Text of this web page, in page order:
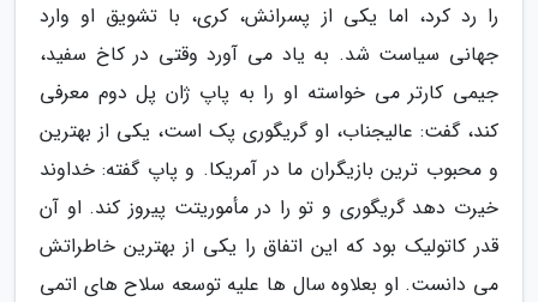
را رد کرد، اما یکی از پسرانش، کری، با تشویق او وارد
جهانی سیاست شد. به یاد می آورد وقتی در کاخ سفید،
جیمی کارتر می خواسته او را به پاپ ژان پل دوم معرفی
کند، گفت: عالیجناب، او گریگوری پک است، یکی از بهترین
و محبوب ترین بازیگران ما در آمریکا. و پاپ گفته: خداوند
خیرت دهد گریگوری و تو را در مأموریتت پیروز کند. او آن
قدر کاتولیک بود که این اتفاق را یکی از بهترین خاطراتش
می دانست. او بعلاوه سال ها علیه توسعه سلاح های اتمی